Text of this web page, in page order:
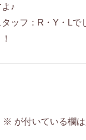
♪
ッフ：R・Y・L
※ が付いている欄